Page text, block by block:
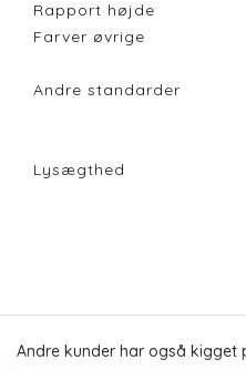
Rapport højde
Farver øvrige
Andre standarder
Lysægthed
Andre kunder har også kigget